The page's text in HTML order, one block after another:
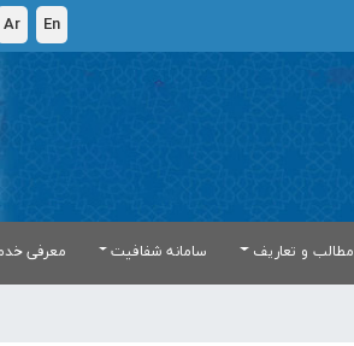
En
Ar
مطالب و تعاریف سامانه شفافیت معرفی